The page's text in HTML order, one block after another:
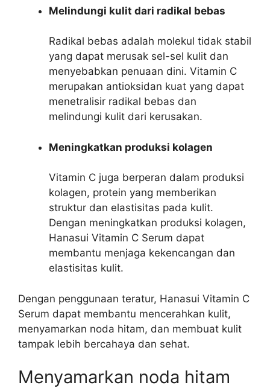
Melindungi kulit dari radikal bebas
Radikal bebas adalah molekul tidak stabil
yang dapat merusak sel-sel kulit dan
menyebabkan penuaan dini. Vitamin C
merupakan antioksidan kuat yang dapat
menetralisir radikal bebas dan
melindungi kulit dari kerusakan.
Meningkatkan produksi kolagen
Vitamin C juga berperan dalam produksi
kolagen, protein yang memberikan
struktur dan elastisitas pada kulit.
Dengan meningkatkan produksi kolagen,
Hanasui Vitamin C Serum dapat
membantu menjaga kekencangan dan
elastisitas kulit.
Dengan penggunaan teratur, Hanasui Vitamin C
Serum dapat membantu mencerahkan kulit,
menyamarkan noda hitam, dan membuat kulit
tampak lebih bercahaya dan sehat.
Menyamarkan noda hitam